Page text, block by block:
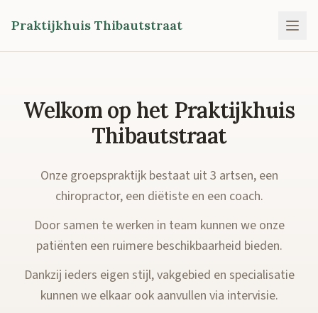
Praktijkhuis Thibautstraat
Welkom op het Praktijkhuis
Thibautstraat
Onze groepspraktijk bestaat uit 3 artsen, een
chiropractor, een diëtiste en een coach.
Door samen te werken in team kunnen we onze
patiënten een ruimere beschikbaarheid bieden.
Dankzij ieders eigen stijl, vakgebied en specialisatie
kunnen we elkaar ook aanvullen via intervisie.